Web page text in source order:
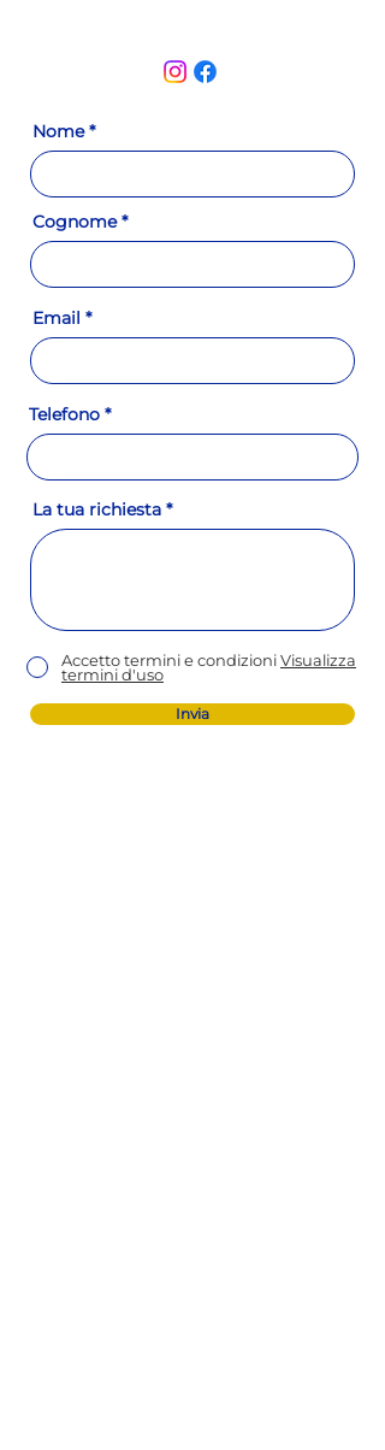
Nome
Cognome
Email
Telefono
La tua richiesta
Accetto termini e condizioniVisualizza
termini d'uso
Invia